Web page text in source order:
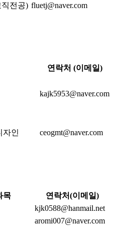
전공) fluetj@naver.com
연락처 (이메일)
kajk5953@naver.com
자인 ceogmt@naver.com
목
연락처(이메일)
kjk0588@hanmail.net
aromi007@naver.com